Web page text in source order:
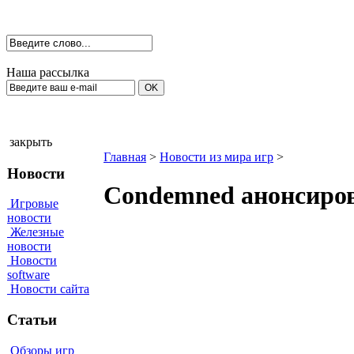
Наша рассылка
закрыть
Новости
Игровые
новости
Железные
новости
Новости
software
Новости сайта
Статьи
Обзоры игр
Главная > Новости из мира игр >
Condemned